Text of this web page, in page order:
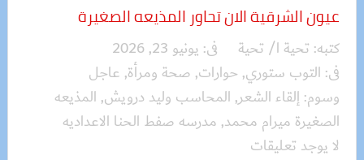
عيون الشرقية الان تحاور المذيعه الصغيرة
كتبه: تحية ا/ تحية فى: يونيو 23, 2026
فى: التوب ستوري, حوارات, صحة ومرأة, عاجل
وسوم: إلقاء الشعر, المحاسب وليد درويش, المذيعه
الصغيرة ميرام محمد, مدرسه صفط الحنا الاعداديه
لا يوجد تعليقات